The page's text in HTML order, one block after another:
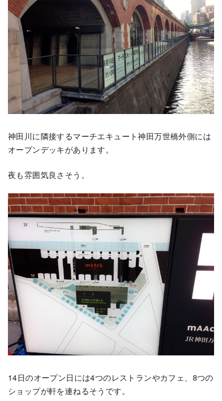
神田川に隣接するマーチエキュート神田万世橋外側には
オープンデッキがあります。
夜も雰囲気良さそう。
14日のオープン日には4つのレストランやカフェ、8つの
ショップが軒を連ねるそうです。